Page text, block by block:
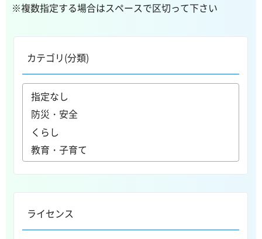
※複数指定する場合はスペースで区切って下さい
カテゴリ(分類)
ライセンス